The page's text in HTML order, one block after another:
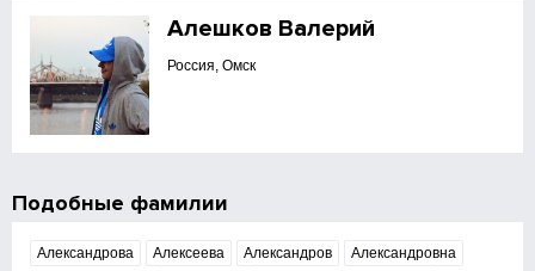
Алешков Валерий
Россия, Омск
Подобные фамилии
Александрова Алексеева Александров
Александровна